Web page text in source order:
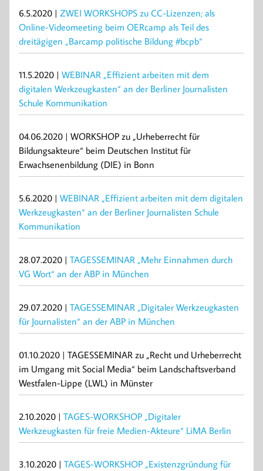
6.5.2020 | ZWEI WORKSHOPS zu CC-Lizenzen; als
Online-Videomeeting beim OERcamp als Teil des
dreitägigen „Barcamp politische Bildung #bcpb“
11.5.2020 | WEBINAR „Effizient arbeiten mit dem
digitalen Werkzeugkasten“ an der Berliner Journalisten
Schule Kommunikation
04.06.2020 | WORKSHOP zu „Urheberrecht für
Bildungsakteure“ beim Deutschen Institut für
Erwachsenenbildung (DIE) in Bonn
5.6.2020 | WEBINAR „Effizient arbeiten mit dem digitalen
Werkzeugkasten“ an der Berliner Journalisten Schule
Kommunikation
28.07.2020 | TAGESSEMINAR „Mehr Einnahmen durch
VG Wort“ an der ABP in München
29.07.2020 | TAGESSEMINAR „Digitaler Werkzeugkasten
für Journalisten“ an der ABP in München
01.10.2020 | TAGESSEMINAR zu „Recht und Urheberrecht
im Umgang mit Social Media“ beim Landschaftsverband
Westfalen-Lippe (LWL) in Münster
2.10.2020 | TAGES-WORKSHOP „Digitaler
Werkzeugkasten für freie Medien-Akteure“ LiMA Berlin
3.10.2020 | TAGES-WORKSHOP „Existenzgründung für